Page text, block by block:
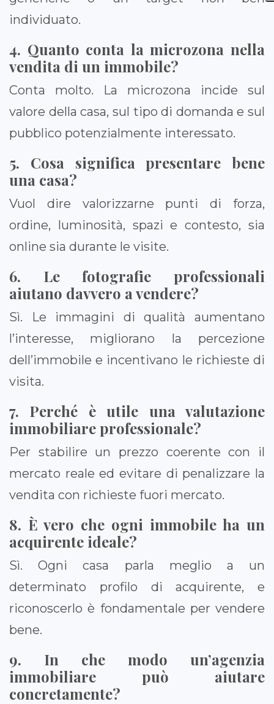
individuato.
4. Quanto conta la microzona nella
vendita di un immobile?
Conta molto. La microzona incide sul
valore della casa, sul tipo di domanda e sul
pubblico potenzialmente interessato.
5. Cosa significa presentare bene
una casa?
Vuol dire valorizzarne punti di forza,
ordine, luminosità, spazi e contesto, sia
online sia durante le visite.
6. Le fotografie professionali
aiutano davvero a vendere?
Sì. Le immagini di qualità aumentano
l’interesse, migliorano la percezione
dell’immobile e incentivano le richieste di
visita.
7. Perché è utile una valutazione
immobiliare professionale?
Per stabilire un prezzo coerente con il
mercato reale ed evitare di penalizzare la
vendita con richieste fuori mercato.
8. È vero che ogni immobile ha un
acquirente ideale?
Sì. Ogni casa parla meglio a un
determinato profilo di acquirente, e
riconoscerlo è fondamentale per vendere
bene.
9. In che modo un’agenzia
immobiliare può aiutare
concretamente?